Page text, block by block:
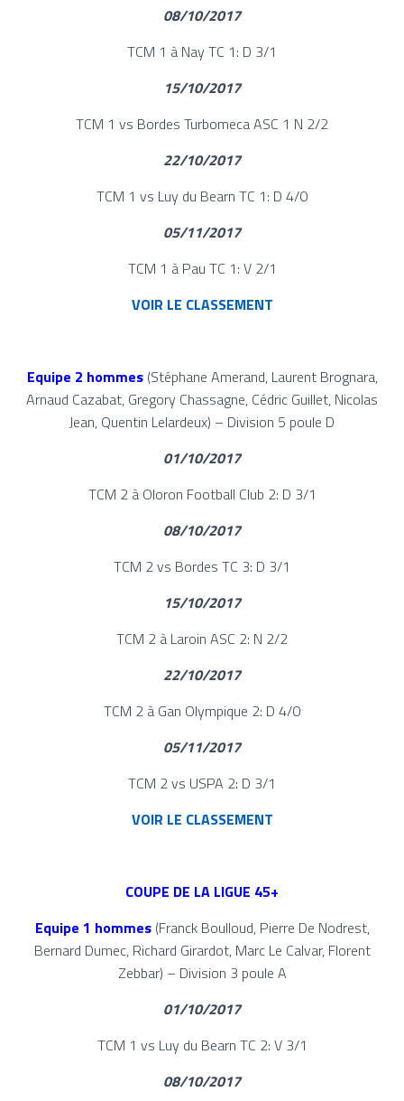
08/10/2017
TCM 1 à Nay TC 1: D 3/1
15/10/2017
TCM 1 vs Bordes Turbomeca ASC 1 N 2/2
22/10/2017
TCM 1 vs Luy du Bearn TC 1: D 4/0
05/11/2017
TCM 1 à Pau TC 1: V 2/1
VOIR LE CLASSEMENT
Equipe 2 hommes(Stéphane Amerand, Laurent Brognara,
Arnaud Cazabat, Gregory Chassagne, Cédric Guillet, Nicolas
Jean, Quentin Lelardeux) – Division 5 poule D
01/10/2017
TCM 2 à Oloron Football Club 2: D 3/1
08/10/2017
TCM 2 vs Bordes TC 3: D 3/1
15/10/2017
TCM 2 à Laroin ASC 2: N 2/2
22/10/2017
TCM 2 à Gan Olympique 2: D 4/0
05/11/2017
TCM 2 vs USPA 2: D 3/1
VOIR LE CLASSEMENT
COUPE DE LA LIGUE 45+
Equipe 1 hommes(Franck Boulloud, Pierre De Nodrest,
Bernard Dumec, Richard Girardot, Marc Le Calvar, Florent
Zebbar) – Division 3 poule A
01/10/2017
TCM 1 vs Luy du Bearn TC 2: V 3/1
08/10/2017